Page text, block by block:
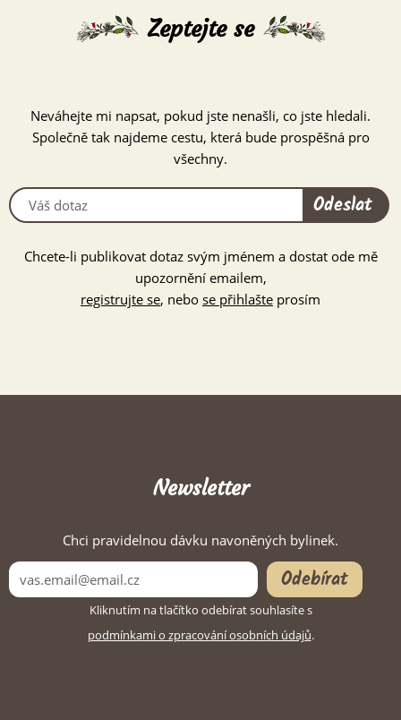
Zeptejte se
Neváhejte mi napsat, pokud jste nenašli, co jste hledali.
Společně tak najdeme cestu, která bude prospěšná pro
všechny.
Odeslat
Chcete-li publikovat dotaz svým jménem a dostat ode mě
upozornění emailem,
registrujte se, nebo se přihlašte prosím
Newsletter
Chci pravidelnou dávku navoněných bylinek.
Odebírat
Kliknutím na tlačítko odebírat souhlasíte s
podmínkami o zpracování osobních údajů.